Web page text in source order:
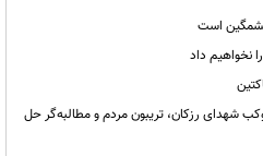
است
نخواهیم داد
شهدای رزکان، تریبون مردم و مطالبه‌گر حل